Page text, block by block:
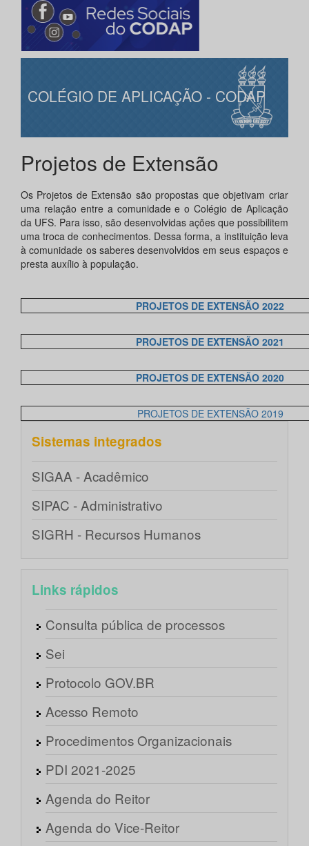
COLÉGIO DE APLICAÇÃO - CODAP
Projetos de Extensão
Os Projetos de Extensão são propostas que objetivam criar
uma relação entre a comunidade e o Colégio de Aplicação
da UFS. Para isso, são desenvolvidas ações que possibilitem
uma troca de conhecimentos. Dessa forma, a instituição leva
à comunidade os saberes desenvolvidos em seus espaços e
presta auxílio à população.
PROJETOS DE EXTENSÃO 2022
PROJETOS DE EXTENSÃO 2021
PROJETOS DE EXTENSÃO 2020
PROJETOS DE EXTENSÃO 2019
Sistemas integrados
SIGAA - Acadêmico
SIPAC - Administrativo
SIGRH - Recursos Humanos
Links rápidos
Consulta pública de processos
Sei
Protocolo GOV.BR
Acesso Remoto
Procedimentos Organizacionais
PDI 2021-2025
Agenda do Reitor
Agenda do Vice-Reitor